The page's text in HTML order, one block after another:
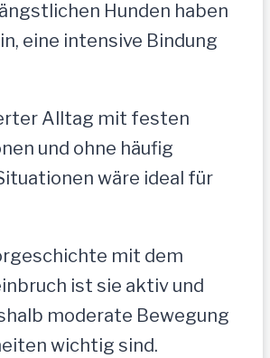
Hunden haben
eine intensive Bindung
Alltag mit festen
und ohne häufig
wäre ideal für
mit dem
ist sie aktiv und
moderate Bewegung
wichtig sind.